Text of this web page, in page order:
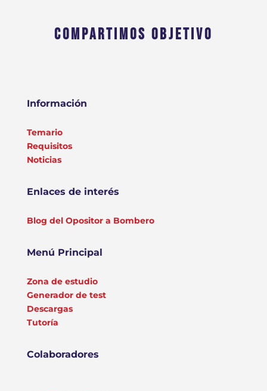
COMPARTIMOS OBJETIVO
Información
Temario
Requisitos
Noticias
Enlaces de interés
Blog del Opositor a Bombero
Menú Principal
Zona de estudio
Generador de test
Descargas
Tutoría
Colaboradores